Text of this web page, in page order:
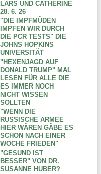
LARS UND CATHERINE
28. 6. 26
"DIE IMPFMÜDEN
IMPFEN WIR DURCH
DIE PCR TESTS" DIE
JOHNS HOPKINS
UNIVERSITÄT
"HEXENJAGD AUF
DONALD TRUMP" MAL
LESEN FÜR ALLE DIE
ES IMMER NOCH
NICHT WISSEN
SOLLTEN
"WENN DIE
RUSSISCHE ARMEE
HIER WÄREN GÄBE ES
SCHON NACH EINER
WOCHE FRIEDEN"
"GESUND IST
BESSER" VON DR.
SUSANNE HUBER?